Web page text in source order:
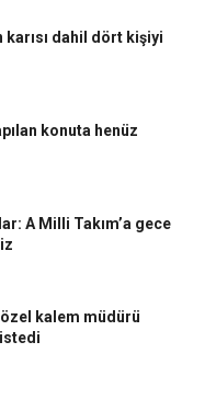
karısı dahil dört kişiyi
konuta henüz
A Milli Takım’a gece
özel kalem müdürü